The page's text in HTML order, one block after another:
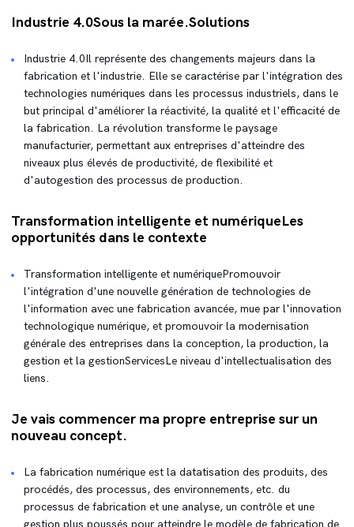
Industrie 4.0Sous la marée.Solutions
Industrie 4.0Il représente des changements majeurs dans la
fabrication et l'industrie. Elle se caractérise par l'intégration des
technologies numériques dans les processus industriels, dans le
but principal d'améliorer la réactivité, la qualité et l'efficacité de
la fabrication. La révolution transforme le paysage
manufacturier, permettant aux entreprises d'atteindre des
niveaux plus élevés de productivité, de flexibilité et
d'autogestion des processus de production.
Transformation intelligente et numériqueLes
opportunités dans le contexte
Transformation intelligente et numériquePromouvoir
l'intégration d'une nouvelle génération de technologies de
l'information avec une fabrication avancée, mue par l'innovation
technologique numérique, et promouvoir la modernisation
générale des entreprises dans la conception, la production, la
gestion et la gestionServicesLe niveau d'intellectualisation des
liens.
Je vais commencer ma propre entreprise sur un
nouveau concept.
La fabrication numérique est la datatisation des produits, des
procédés, des processus, des environnements, etc. du
processus de fabrication et une analyse, un contrôle et une
gestion plus poussés pour atteindre le modèle de fabrication de